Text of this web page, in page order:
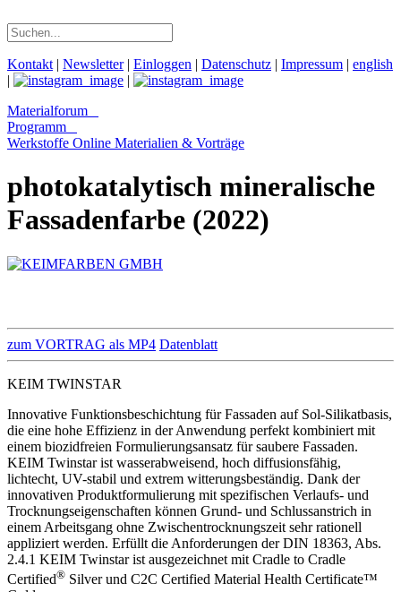
Kontakt | Newsletter| Einloggen | Datenschutz | Impressum | english
|
|
Materialforum
Programm
Werkstoffe Online Materialien & Vorträge
photokatalytisch mineralische
Fassadenfarbe (2022)
zum VORTRAG als MP4 Datenblatt
KEIM TWINSTAR
Innovative Funktionsbeschichtung für Fassaden auf Sol-Silikatbasis,
die eine hohe Effizienz in der Anwendung perfekt kombiniert mit
einem biozidfreien Formulierungsansatz für saubere Fassaden.
KEIM Twinstar ist wasserabweisend, hoch diffusionsfähig,
lichtecht, UV-stabil und extrem witterungsbeständig. Dank der
innovativen Produktformulierung mit spezifischen Verlaufs- und
Trocknungseigenschaften können Grund- und Schlussanstrich in
einem Arbeitsgang ohne Zwischentrocknungszeit sehr rationell
appliziert werden. Erfüllt die Anforderungen der DIN 18363, Abs.
2.4.1 KEIM Twinstar ist ausgezeichnet mit Cradle to Cradle
Certified® Silver und C2C Certified Material Health Certificate™